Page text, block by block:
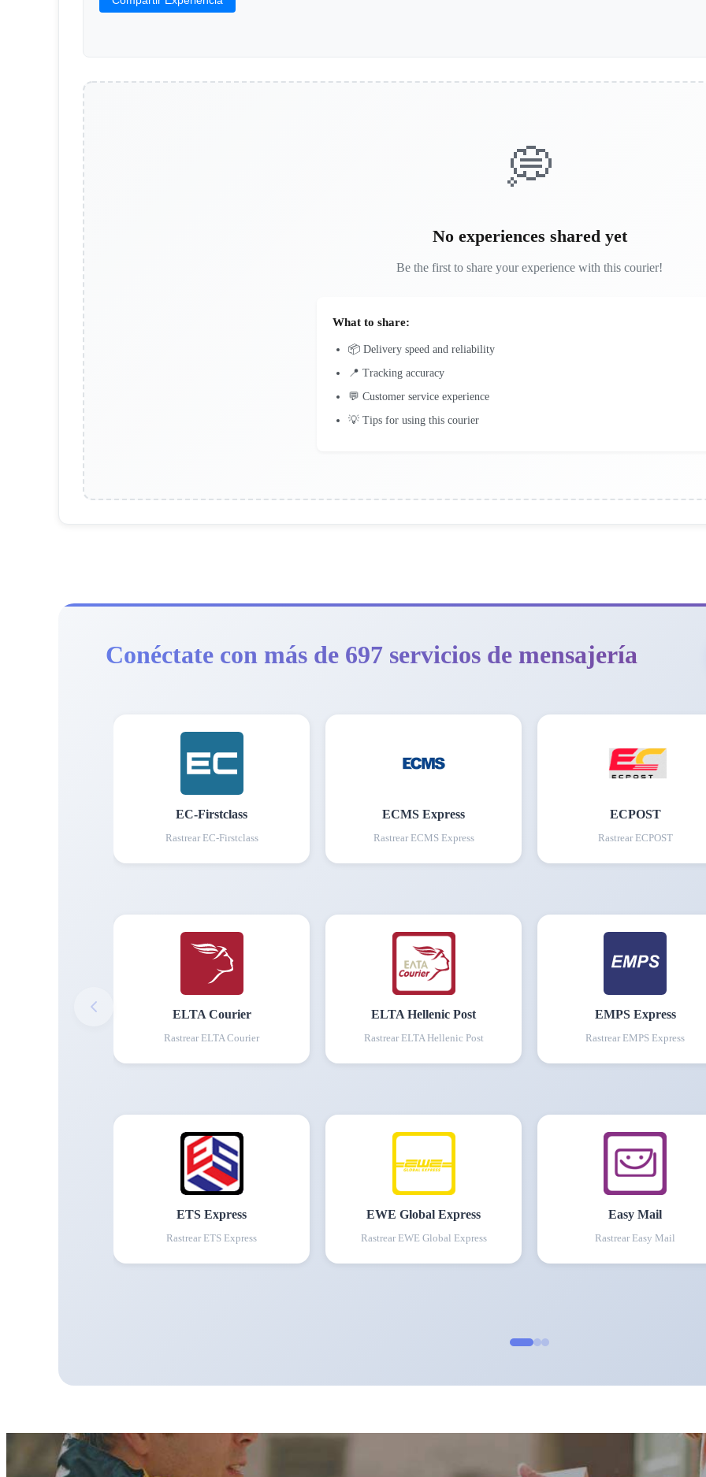
💭
No experiences shared yet
Be the first to share your experience with this courier!
What to share:
📦 Delivery speed and reliability
📍 Tracking accuracy
💬 Customer service experience
💡 Tips for using this courier
Conéctate con más de 697 servicios de mensajería
EC-Firstclass
Rastrear EC-Firstclass
ECMS Express
Rastrear ECMS Express
ECPOST
Rastrear ECPOST
ELTA Courier
Rastrear ELTA Courier
ELTA Hellenic Post
Rastrear ELTA Hellenic Post
EMPS Express
Rastrear EMPS Express
ETS Express
Rastrear ETS Express
EWE Global Express
Rastrear EWE Global Express
Easy Mail
Rastrear Easy Mail